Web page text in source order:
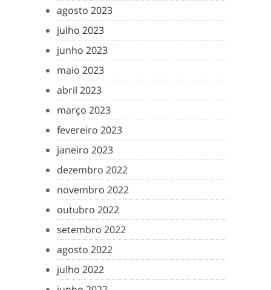
agosto 2023
julho 2023
junho 2023
maio 2023
abril 2023
março 2023
fevereiro 2023
janeiro 2023
dezembro 2022
novembro 2022
outubro 2022
setembro 2022
agosto 2022
julho 2022